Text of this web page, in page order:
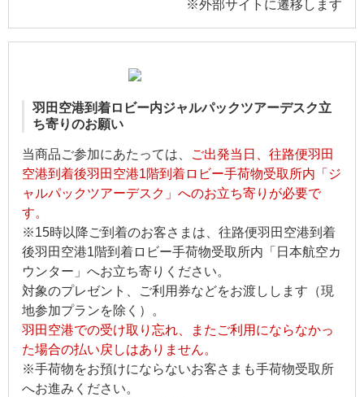
※外部サイトに遷移します
羽田空港到着ロビー内ジャルパックツアーデスク立
ち寄りのお願い
当商品ご参加にあたっては、
ご出発当日、往路便羽田
空港到着後羽田空港1階到着ロビー手荷物受取所内「ジ
ャルパックツアーデスク」へのお立ち寄りが必要で
す。
※15時以降ご到着のお客さまは、往路便羽田空港到着
後羽田空港1階到着ロビー手荷物受取所内「日本航空カ
ウンター」へお立ち寄りください。
対象のプレゼント、ご利用券などをお渡しします（現
地参加プランを除く）。
羽田空港での受け取り忘れ、またご利用にならなかっ
た場合の払い戻しはありません。
※手荷物をお預けにならないお客さまも手荷物受取所
へお進みください。